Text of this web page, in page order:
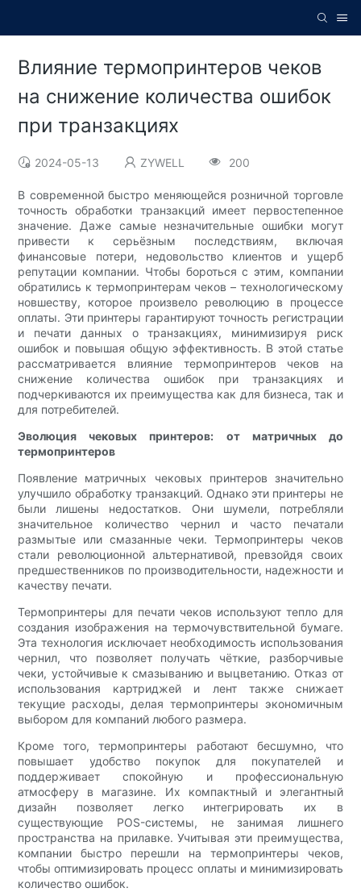
Влияние термопринтеров чеков
на снижение количества ошибок
при транзакциях
2024-05-13 ZYWELL 200
В современной быстро меняющейся розничной торговле
точность обработки транзакций имеет первостепенное
значение. Даже самые незначительные ошибки могут
привести к серьёзным последствиям, включая
финансовые потери, недовольство клиентов и ущерб
репутации компании. Чтобы бороться с этим, компании
обратились к термопринтерам чеков – технологическому
новшеству, которое произвело революцию в процессе
оплаты. Эти принтеры гарантируют точность регистрации
и печати данных о транзакциях, минимизируя риск
ошибок и повышая общую эффективность. В этой статье
рассматривается влияние термопринтеров чеков на
снижение количества ошибок при транзакциях и
подчеркиваются их преимущества как для бизнеса, так и
для потребителей.
Эволюция чековых принтеров: от матричных до
термопринтеров
Появление матричных чековых принтеров значительно
улучшило обработку транзакций. Однако эти принтеры не
были лишены недостатков. Они шумели, потребляли
значительное количество чернил и часто печатали
размытые или смазанные чеки. Термопринтеры чеков
стали революционной альтернативой, превзойдя своих
предшественников по производительности, надежности и
качеству печати.
Термопринтеры для печати чеков используют тепло для
создания изображения на термочувствительной бумаге.
Эта технология исключает необходимость использования
чернил, что позволяет получать чёткие, разборчивые
чеки, устойчивые к смазыванию и выцветанию. Отказ от
использования картриджей и лент также снижает
текущие расходы, делая термопринтеры экономичным
выбором для компаний любого размера.
Кроме того, термопринтеры работают бесшумно, что
повышает удобство покупок для покупателей и
поддерживает спокойную и профессиональную
атмосферу в магазине. Их компактный и элегантный
дизайн позволяет легко интегрировать их в
существующие POS-системы, не занимая лишнего
пространства на прилавке. Учитывая эти преимущества,
компании быстро перешли на термопринтеры чеков,
чтобы оптимизировать процесс оплаты и минимизировать
количество ошибок.